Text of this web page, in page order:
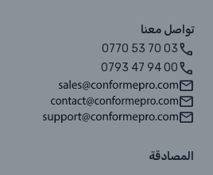
تواصل معنا
0770 53 70 03
0793 47 94 00
المصادقة